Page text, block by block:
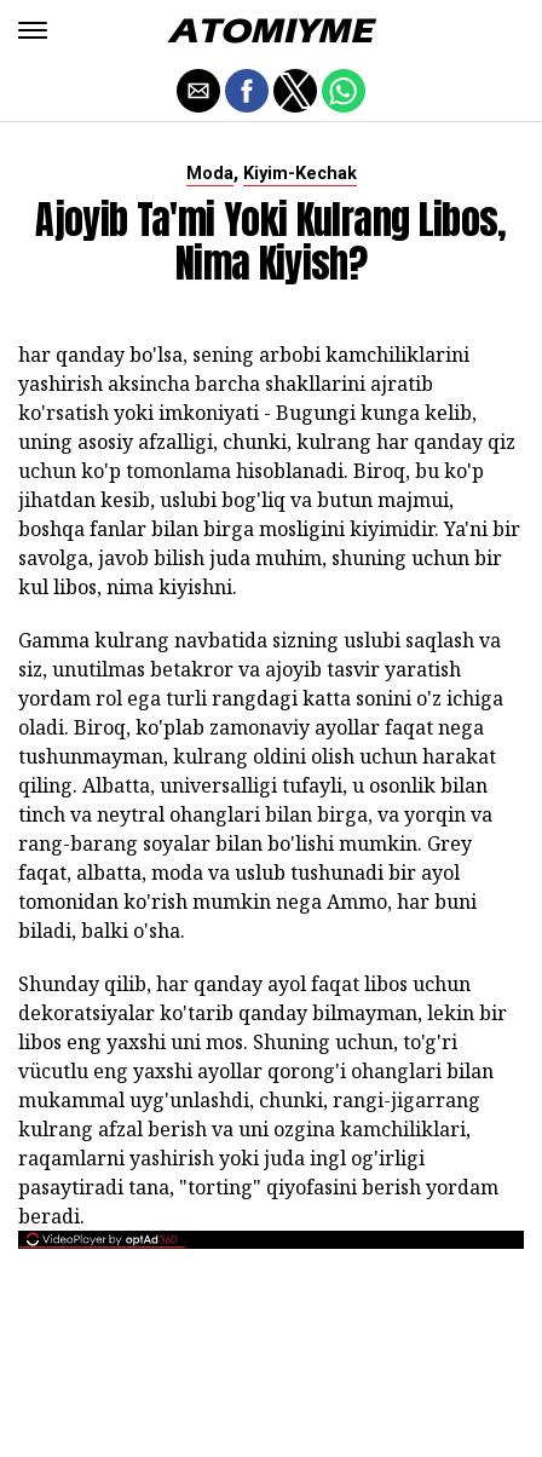
Moda, Kiyim-Kechak
Ajoyib Ta'mi Yoki Kulrang Libos,
Nima Kiyish?
har qanday bo'lsa, sening arbobi kamchiliklarini
yashirish aksincha barcha shakllarini ajratib
ko'rsatish yoki imkoniyati - Bugungi kunga kelib,
uning asosiy afzalligi, chunki, kulrang har qanday qiz
uchun ko'p tomonlama hisoblanadi. Biroq, bu ko'p
jihatdan kesib, uslubi bog'liq va butun majmui,
boshqa fanlar bilan birga mosligini kiyimidir. Ya'ni bir
savolga, javob bilish juda muhim, shuning uchun bir
kul libos, nima kiyishni.
Gamma kulrang navbatida sizning uslubi saqlash va
siz, unutilmas betakror va ajoyib tasvir yaratish
yordam rol ega turli rangdagi katta sonini o'z ichiga
oladi. Biroq, ko'plab zamonaviy ayollar faqat nega
tushunmayman, kulrang oldini olish uchun harakat
qiling. Albatta, universalligi tufayli, u osonlik bilan
tinch va neytral ohanglari bilan birga, va yorqin va
rang-barang soyalar bilan bo'lishi mumkin. Grey
faqat, albatta, moda va uslub tushunadi bir ayol
tomonidan ko'rish mumkin nega Ammo, har buni
biladi, balki o'sha.
Shunday qilib, har qanday ayol faqat libos uchun
dekoratsiyalar ko'tarib qanday bilmayman, lekin bir
libos eng yaxshi uni mos. Shuning uchun, to'g'ri
vücutlu eng yaxshi ayollar qorong'i ohanglari bilan
mukammal uyg'unlashdi, chunki, rangi-jigarrang
kulrang afzal berish va uni ozgina kamchiliklari,
raqamlarni yashirish yoki juda ingl og'irligi
pasaytiradi tana, "torting" qiyofasini berish yordam
beradi.